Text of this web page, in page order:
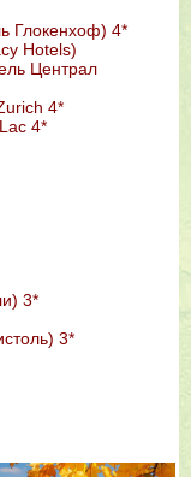
Глокенхоф) 4*
Hotels)
Централ
4*
4*
3*
3*